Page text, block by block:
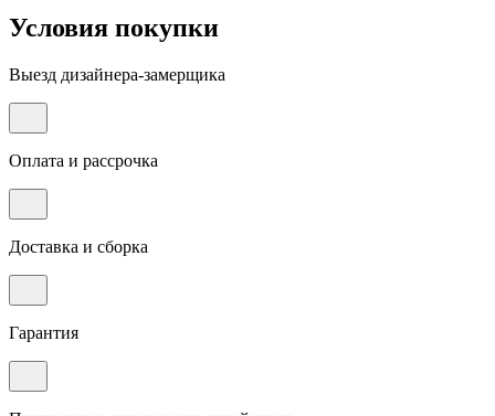
Условия покупки
Выезд дизайнера-замерщика
Оплата и рассрочка
Доставка и сборка
Гарантия